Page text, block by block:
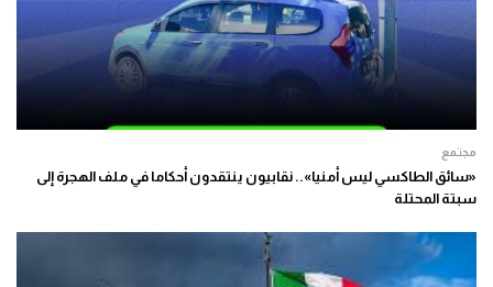
مجتمع
«سائق الطاكسي ليس أمنيا».. نقابيون ينتقدون أحكاما في ملف الهجرة إلى
سبتة المحتلة